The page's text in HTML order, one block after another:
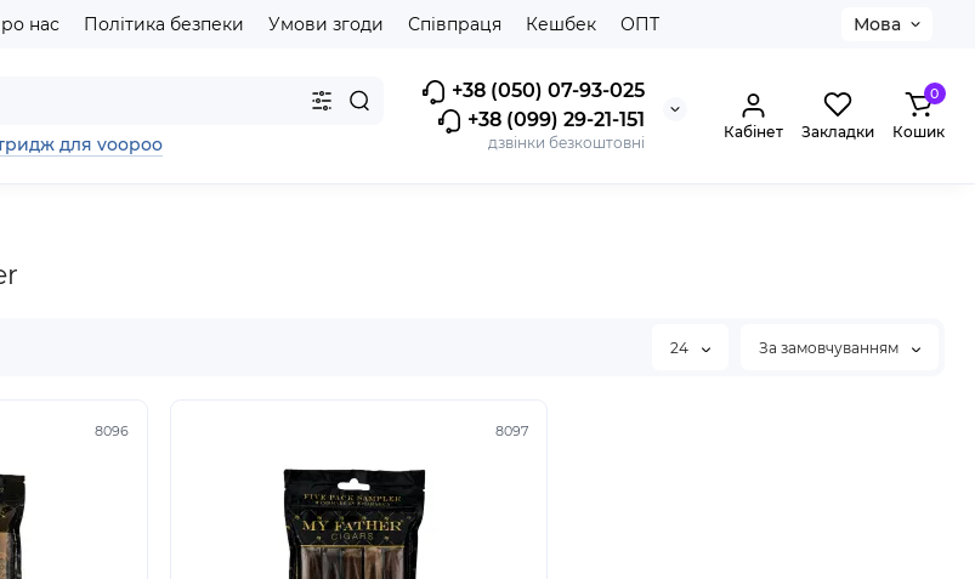
нас Політика безпеки Умови згоди Співпраця Кешбек ОПТ Мова
+38 (050) 07-93-025
+38 (099) 29-21-151
дзвінки безкоштовні
для voopoo
Кабінет Закладки
0
Кошик
24 За замовчуванням
8096 8097